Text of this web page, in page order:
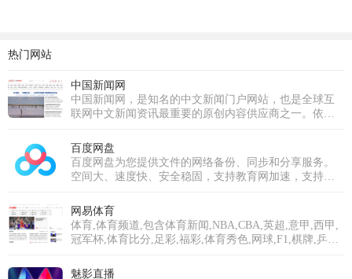
热门网站
中国新闻网
中国新闻网，是知名的中文新闻门户网站，也是全球互
联网中文新闻资讯最重要的原创内容供应商之一。依托
网络媒体，快速、准确地提供文字、图片、视频等多样
化的资讯服务。在新闻报道方面，中新网动态新闻及时
准确，解释性报道角度独特，稿件被国内外网络媒体大
量转载。
百度网盘
百度网盘为您提供文件的网络备份、同步和分享服务。
空间大、速度快、安全稳固，支持教育网加速，支持手
网易体育
体育,体育频道,包含体育新闻,NBA,CBA,英超,意甲,西甲,
冠军杯,体育比分,足彩,福彩,体育秀色,网球,F1,棋牌,乒羽,
魅影直播